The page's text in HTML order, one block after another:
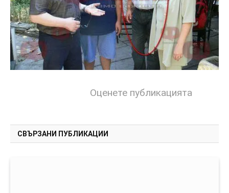
Оценете публикацията
СВЪРЗАНИ ПУБЛИКАЦИИ